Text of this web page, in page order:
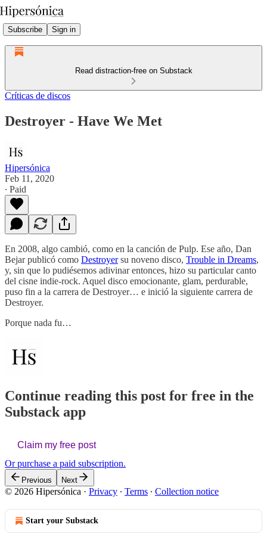
Subscribe Sign in
Read distraction-free on Substack
Críticas de discos
Destroyer - Have We Met
Hipersónica
Feb 11, 2020
∙ Paid
En 2008, algo cambió, como en la canción de Pulp. Ese año, Dan
Bejar publicó como Destroyersu noveno disco, Trouble in Dreams,
y, sin que lo pudiésemos adivinar entonces, hizo su particular canto
del cisne indie-rock. Aquel disco emocionante, glam, perdurable,
puso fin a la carrera de Destroyer… e inició la siguiente carrera de
Destroyer.
Porque nada fu…
Continue reading this post for free in the
Substack app
Claim my free post
Or purchase a paid subscription.
Previous Next
© 2026 Hipersónica · Privacy ∙ Terms ∙ Collection notice
Start your Substack